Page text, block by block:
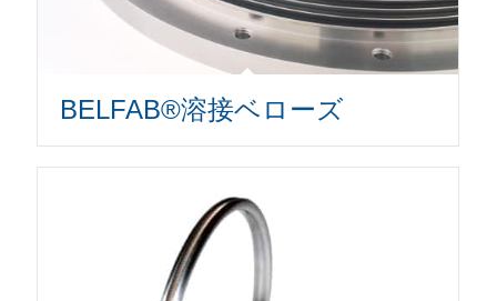
BELFAB®溶接ベローズ